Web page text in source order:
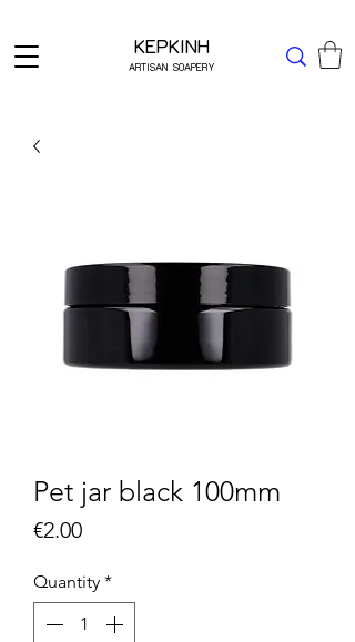
KEPKINH
ARTISAN SOAPERY
Pet jar black 100mm
€2.00Price
Quantity *